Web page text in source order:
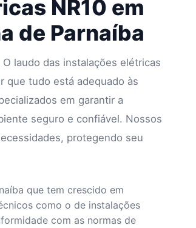
NR10 em
de Parnaíba
laudo das instalações elétricas
que tudo está adequado às
em garantir a
seguro e confiável. Nossos
protegendo seu
que tem crescido em
como o de instalações
com as normas de